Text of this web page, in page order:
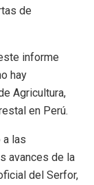
de
informe
hay
Agricultura,
en Perú.
a las
avances de la
del Serfor,